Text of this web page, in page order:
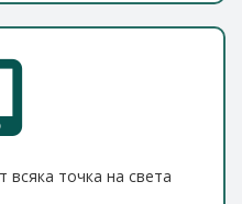
всяка точка на света